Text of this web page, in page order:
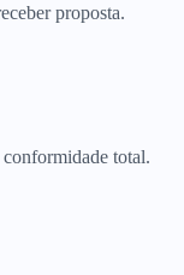
proposta.
total.